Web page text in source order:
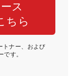
ス
ちら
トナー、および
です。